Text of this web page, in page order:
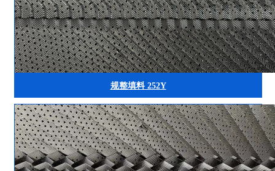
规整填料 252Y